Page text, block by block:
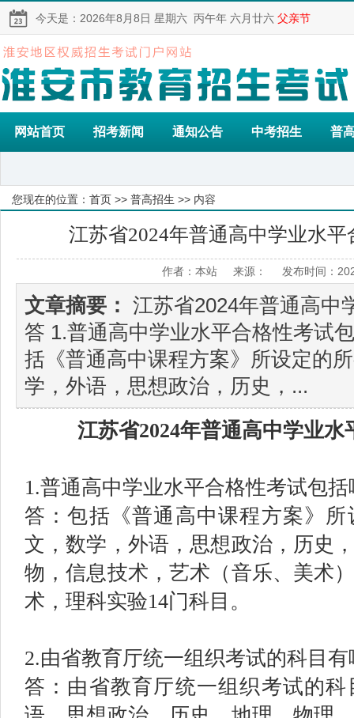
今天是： 2026年8月8日 星期六 丙午年 六月廿六 父亲节
网站首页 招考新闻 通知公告 中考招生 普
您现在的位置： 首页 >> 普高招生 >> 内容
江苏省2024年普通高中学业水
作者：本站 来源： 发布时间：
文章摘要：
江苏省2024年普通高中
答 1.普通高中学业水平合格性考试
括《普通高中课程方案》所设定的
学，外语，思想政治，历史，...
江苏省2024年普通高中学业
1.普通高中学业水平合格性考试包
答：包括《普通高中课程方案》
文，数学，外语，思想政治，历史
物，信息技术，艺术（音乐、美术
术，理科实验14门科目。
2.由省教育厅统一组织考试的科目
答：由省教育厅统一组织考试的